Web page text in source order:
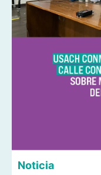
Noticia